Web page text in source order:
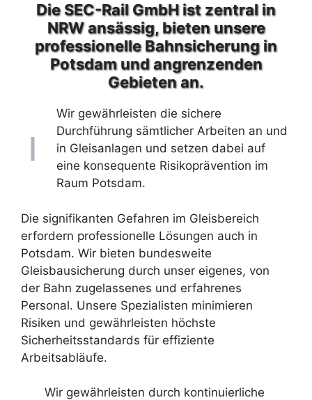
Die SEC-Rail GmbH ist zentral in
NRW ansässig, bieten unsere
professionelle Bahnsicherung in
Potsdam und angrenzenden
Gebieten an.
Wir gewährleisten die sichere
Durchführung sämtlicher Arbeiten an und
in Gleisanlagen und setzen dabei auf
eine konsequente Risikoprävention im
Raum Potsdam.
Die signifikanten Gefahren im Gleisbereich
erfordern professionelle Lösungen auch in
Potsdam. Wir bieten bundesweite
Gleisbausicherung durch unser eigenes, von
der Bahn zugelassenes und erfahrenes
Personal. Unsere Spezialisten minimieren
Risiken und gewährleisten höchste
Sicherheitsstandards für effiziente
Arbeitsabläufe.
Wir gewährleisten durch kontinuierliche